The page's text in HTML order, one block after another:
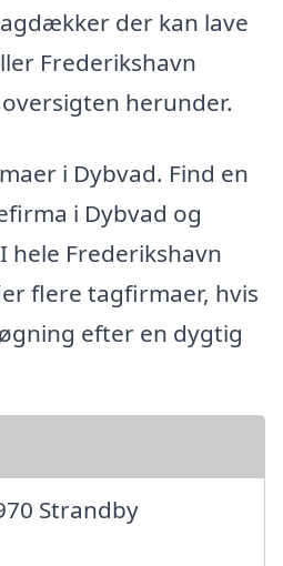
der kan lave
Frederikshavn
herunder.
i Dybvad. Find en
i Dybvad og
hele Frederikshavn
flere tagfirmaer, hvis
efter en dygtig
Strandby